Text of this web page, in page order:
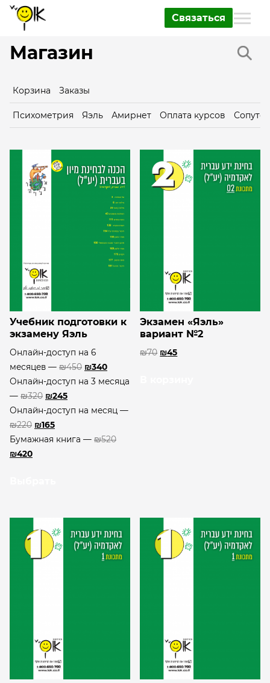
Связаться
Магазин
Корзина Заказы
Психометрия Яэль Амирнет Оплата курсов
Учебник подготовки к
экзамену Яэль
Онлайн-доступ на 6
месяцев — ₪450 ₪340
Онлайн-доступ на 3 месяца
— ₪320 ₪245
Онлайн-доступ на месяц —
₪220 ₪165
Бумажная книга — ₪520
₪420
Экзамен «Яэль»
вариант №2
₪70 ₪45